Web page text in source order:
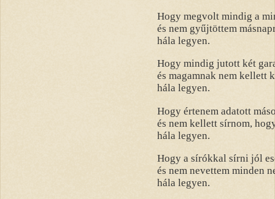
Hogy megvolt mindig a
és nem gyűjtöttem
hála legyen.
Hogy mindig jutott két
és magamnak nem kellett
hála legyen.
Hogy értenem adatott
és nem kellett sírnom,
hála legyen.
Hogy a sírókkal sírni jól
és nem nevettem minden
hála legyen.